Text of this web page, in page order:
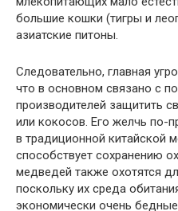
большие кошки (тигры и
азиатские питоны.
Следовательно, главная
что в основном связано с
производителей защитить
или кокосов. Его желчь по-
в традиционной китайской
способствует сохранению
медведей также охотятся
поскольку их среда
экономически очень